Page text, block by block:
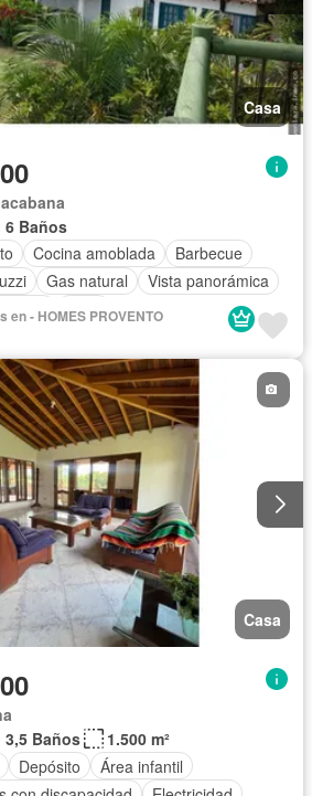
Casa
6 Baños
Cocina amoblada
Barbecue
Gas natural
Vista panorámica
Patio
- HOMES PROVENTO
Casa
3,5 Baños
1.500 m²
Depósito
Área infantil